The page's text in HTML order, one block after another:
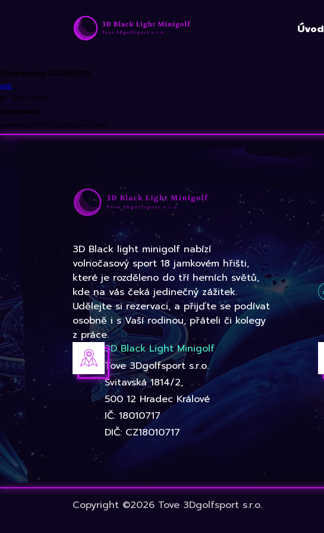
Úvod
Objednávka 202600171
edit
By • 26. 5. 2026
comments
comments for this post are closed
3D Black light minigolf nabízí
volnočasový sport 18 jamkovém hřišti,
které je rozděleno do tří herních světů,
kde na vás čeká jedinečný zážitek.
Udělejte si rezervaci, a přijďte se podívat
osobně i s Vaší rodinou, přáteli či kolegy
z práce.
3D Black Light Minigolf
Tove 3Dgolfsport s.r.o.
Svitavská 1814/2,
500 12 Hradec Králové
IČ: 18010717
DIČ: CZ18010717
Copyright ©2026 Tove 3Dgolfsport s.r.o.